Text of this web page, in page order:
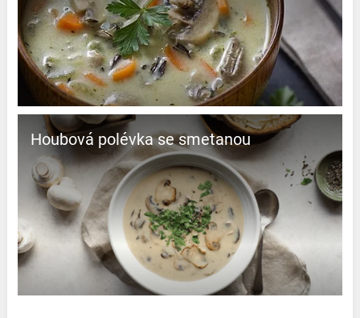
Houbová polévka se smetanou